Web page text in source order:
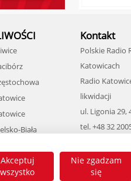
Biała
Kontakt
Polskie Radio
Katowicach
Radio
likwidacji
ul. Ligonia 29,
tel. +48 32
NIP 634-00-20-
konto: ING
Akceptuj
wszystko
Nie zgadzam
się